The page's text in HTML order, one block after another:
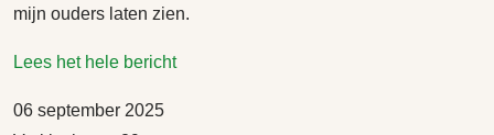
mijn ouders laten zien.
Lees het hele bericht
06 september 2025